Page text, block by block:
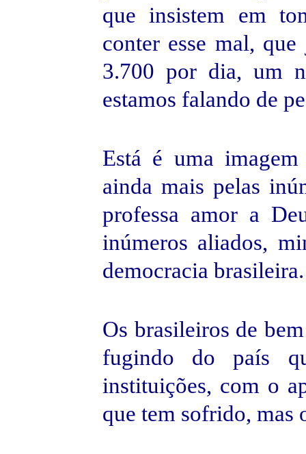
que insistem em
conter esse mal,
3.700 por dia, um
estamos falando de
Está é uma
ainda mais pelas
professa amor a
inúmeros aliados,
democracia brasileira.
Os brasileiros de
fugindo do país
instituições, com o
que tem sofrido, mas